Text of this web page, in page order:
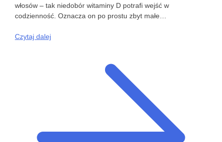
włosów – tak niedobór witaminy D potrafi wejść w
codzienność. Oznacza on po prostu zbyt małe…
Czytaj dalej